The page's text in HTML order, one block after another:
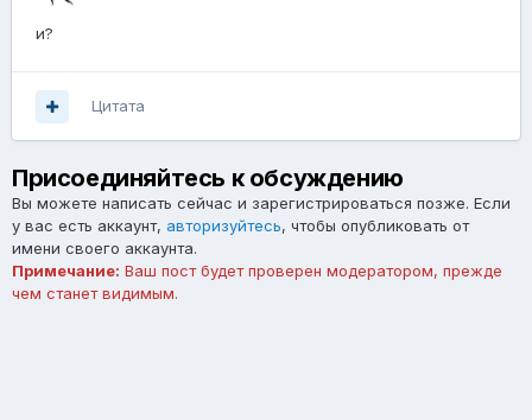
и?
Цитата
Присоединяйтесь к обсуждению
Вы можете написать сейчас и зарегистрироваться позже. Если
у вас есть аккаунт, авторизуйтесь, чтобы опубликовать от
имени своего аккаунта.
Примечание: Ваш пост будет проверен модератором, прежде
чем станет видимым.